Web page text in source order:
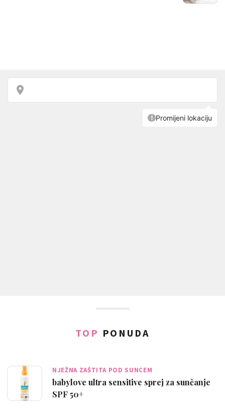
TOP PONUDA
NJEŽNA ZAŠTITA POD SUNCEM
babylove ultra sensitive sprej za sunčanje
SPF 50+